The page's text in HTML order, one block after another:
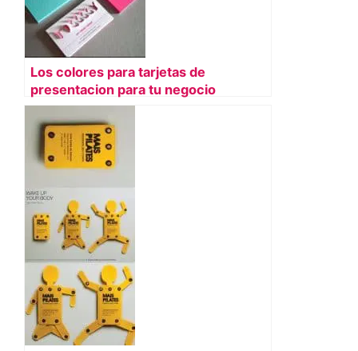
Los colores para tarjetas de
presentacion para tu negocio